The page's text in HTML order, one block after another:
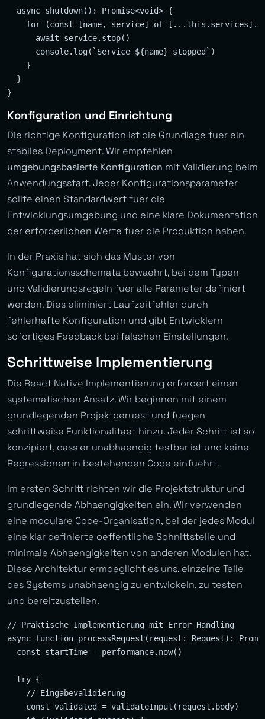
  async shutdown(): Promise<void> {
for (const [name, service] of
      await service.stop()
      console.log(`Service ${name} stopped`)
    }
  }
Konfiguration und Einrichtung
Die richtige Konfiguration ist die Grundlage fuer ein
stabiles Deployment. Wir empfehlen
umgebungsbasierte Konfiguration mit Validierung beim
Anwendungsstart. Jeder Konfigurationsparameter
sollte einen Standardwert fuer die
Entwicklungsumgebung und eine klare Dokumentation
der erforderlichen Werte fuer die Produktion haben.
In der Praxis hat sich das Muster von
Konfigurationsschemata bewaehrt, bei dem Typen
und Validierungsregeln fuer alle Parameter definiert
werden. Dies eliminiert Laufzeitfehler durch
fehlerhafte Konfiguration und gibt Entwicklern
sofortiges Feedback bei falschen Einstellungen.
Schrittweise Implementierung
Die React Native Implementierung erfordert einen
systematischen Ansatz. Wir beginnen mit einem
grundlegenden Projektgeruest und fuegen
schrittweise Funktionalitaet hinzu. Jeder Schritt ist so
konzipiert, dass er unabhaengig testbar ist und keine
Regressionen in bestehenden Code einfuehrt.
Im ersten Schritt richten wir die Projektstruktur und
grundlegende Abhaengigkeiten ein. Wir verwenden
eine modulare Code-Organisation, bei der jedes Modul
eine klar definierte oeffentliche Schnittstelle und
minimale Abhaengigkeiten von anderen Modulen hat.
Diese Architektur ermoeglicht es uns, einzelne Teile
des Systems unabhaengig zu entwickeln, zu testen
und bereitzustellen.
// Praktische Implementierung mit Error Handling
async function processRequest(request: Request):
  const startTime = performance.now()
  try {
    // Eingabevalidierung
    const validated = validateInput(request.body)